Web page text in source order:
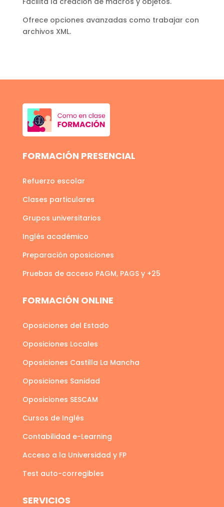
Ofrece opciones avanzadas como trabajar con
archivos XML.
FORMACIÓN PRESENCIAL
Refuerzo escolar
Clases particulares
Grupos universitarios
Inglés académico
Preparación oposiciones
Pruebas de acceso PAGM, PAGS y +25
FORMACIÓN ONLINE
Oposiciones del Estado
Oposiciones Locales
Oposiciones Castilla La Mancha
Oposiciones Sanidad
Oposiciones SESCAM
Cursos de Inglés
Contabilidad e-Learning
Acceso a la Universidad y FP
Test auto-corregibles
SERVICIOS